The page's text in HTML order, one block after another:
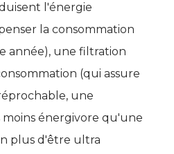
l'énergie
la consommation
année), une filtration
(qui assure
une
moins énergivore qu'une
plus d'être ultra